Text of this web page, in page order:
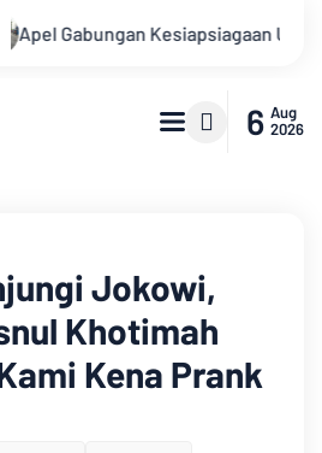
Untuk Menanggulangi
6 Aug
2026
Jokowi,
Khotimah
Kena Prank